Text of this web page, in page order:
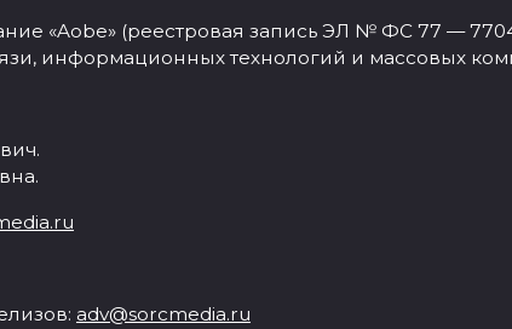
«Aobe» (реестровая запись ЭЛ № ФС 77 —
информационных технологий и массовых
adv@sorcmedia.ru